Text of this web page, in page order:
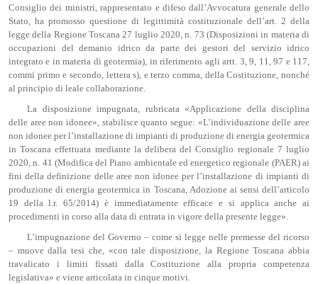
Consiglio dei ministri, rappresentato e difeso dall’Avvocatura generale dello
Stato, ha promosso questione di legittimità costituzionale dell’art. 2 della
legge della Regione Toscana 27 luglio 2020, n. 73 (Disposizioni in materia di
occupazioni del demanio idrico da parte dei gestori del servizio idrico
integrato e in materia di geotermia), in riferimento agli artt. 3, 9, 11, 97 e 117,
commi primo e secondo, lettera s), e terzo comma, della Costituzione, nonché
al principio di leale collaborazione.
La disposizione impugnata, rubricata «Applicazione della disciplina
delle aree non idonee», stabilisce quanto segue: «L’individuazione delle aree
non idonee per l’installazione di impianti di produzione di energia geotermica
in Toscana effettuata mediante la delibera del Consiglio regionale 7 luglio
2020, n. 41 (Modifica del Piano ambientale ed energetico regionale (PAER) ai
fini della definizione delle aree non idonee per l’installazione di impianti di
produzione di energia geotermica in Toscana, Adozione ai sensi dell’articolo
19 della l.r. 65/2014) è immediatamente efficace e si applica anche ai
procedimenti in corso alla data di entrata in vigore della presente legge».
L’impugnazione del Governo – come si legge nelle premesse del ricorso
– muove dalla tesi che, «con tale disposizione, la Regione Toscana abbia
travalicato i limiti fissati dalla Costituzione alla propria competenza
legislativa» e viene articolata in cinque motivi.